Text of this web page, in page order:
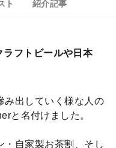
ト 紹介記事
フトビールや日本
み出していく様な人の
と名付けました。
・自家製お茶割、そし